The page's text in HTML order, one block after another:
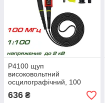
P4100 щуп
високовольтний
осцилографічний, 100
МГц, ділення: 100:1,
напруга: до 2кВ max
636 ₴